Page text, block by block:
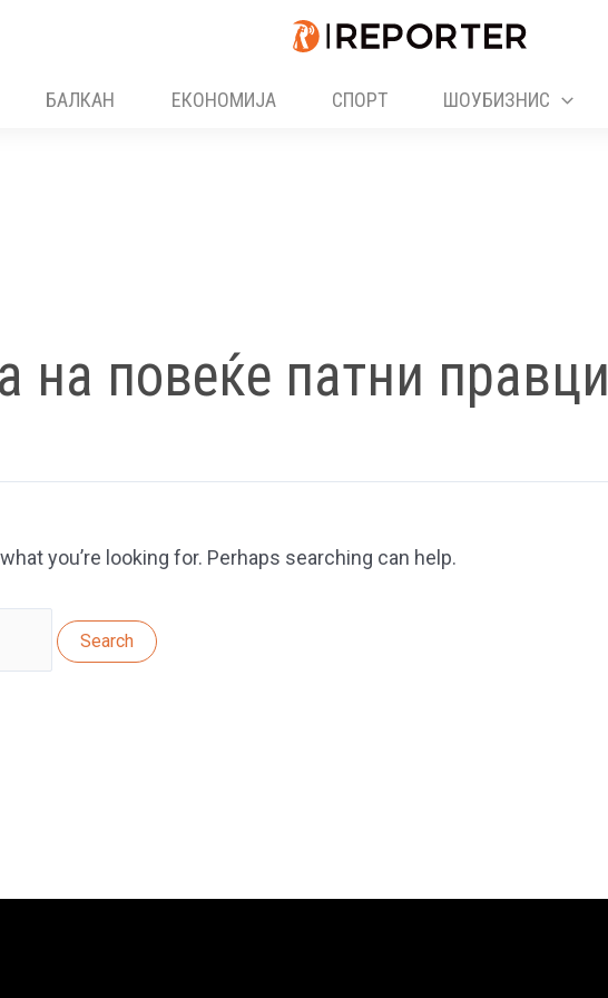
БАЛКАН ЕКОНОМИЈА СПОРТ ШОУБИЗНИС
на повеќе патни правци
you’re looking for. Perhaps searching can help.